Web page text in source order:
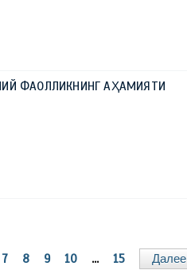
ФАОЛЛИКНИНГ АҲАМИЯТИ
7 8 9 10 ... 15 Далее